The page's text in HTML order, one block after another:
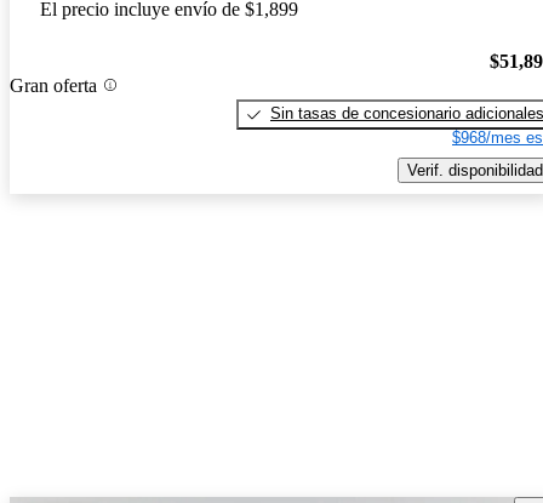
El precio incluye envío de $1,899
Gran oferta
Sin tasas de concesionario adicionales
$968/mes
Verif. disponibilidad